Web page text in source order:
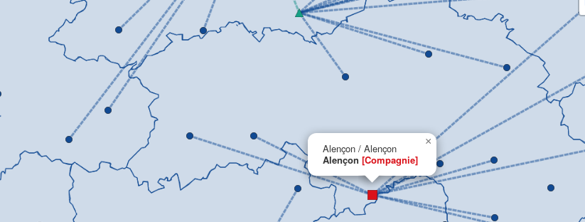
Alençon / Alençon
Alençon [Compagnie]
×